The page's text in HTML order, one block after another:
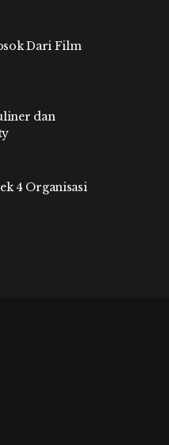
Dari Film
dan
4 Organisasi